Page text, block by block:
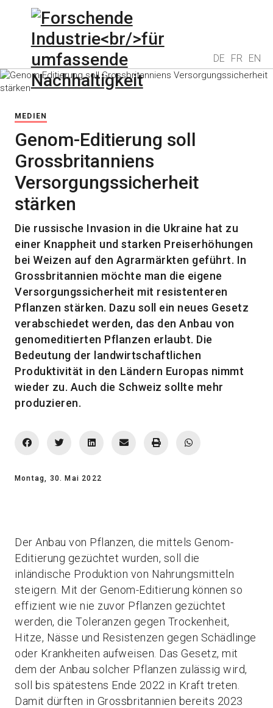
DE FR EN
MEDIEN
Genom-Editierung soll
Grossbritanniens
Versorgungssicherheit
stärken
Die russische Invasion in die Ukraine hat zu
einer Knappheit und starken Preiserhöhungen
bei Weizen auf den Agrarmärkten geführt. In
Grossbritannien möchte man die eigene
Versorgungssicherheit mit resistenteren
Pflanzen stärken. Dazu soll ein neues Gesetz
verabschiedet werden, das den Anbau von
genomeditierten Pflanzen erlaubt. Die
Bedeutung der landwirtschaftlichen
Produktivität in den Ländern Europas nimmt
wieder zu. Auch die Schweiz sollte mehr
produzieren.
Montag, 30. Mai 2022
Der Anbau von Pflanzen, die mittels Genom-
Editierung gezüchtet wurden, soll die
inländische Produktion von Nahrungsmitteln
steigern. Mit der Genom-Editierung können so
effizient wie nie zuvor Pflanzen gezüchtet
werden, die Toleranzen gegen Trockenheit,
Hitze, Nässe und Resistenzen gegen Schädlinge
oder Krankheiten aufweisen. Das Gesetz, mit
dem der Anbau solcher Pflanzen zulässig wird,
soll bis spätestens Ende 2022 in Kraft treten.
Damit dürften in Grossbritannien bereits 2023